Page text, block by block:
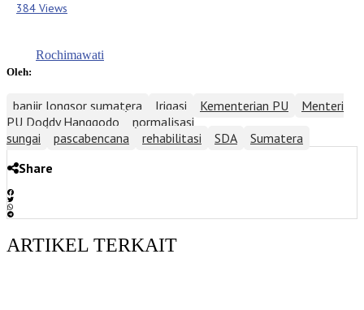
384 Views
Oleh:
Rochimawati
banjir longsor sumatera Irigasi Kementerian PU
Menteri
PU Doddy Hanggodo
normalisasi
sungai
pascabencana rehabilitasi SDA
Sumatera
Share
ARTIKEL TERKAIT